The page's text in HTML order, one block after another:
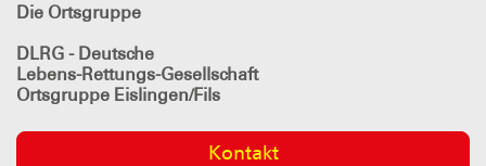
Die Ortsgruppe
DLRG - Deutsche
Lebens-Rettungs-Gesellschaft
Ortsgruppe Eislingen/Fils
Kontakt